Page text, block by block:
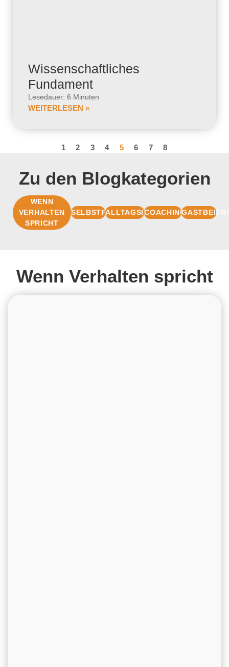
Wissenschaftliches
Fundament
Lesedauer: 6 Minuten
WEITERLESEN »
1 2 3 4 5 6 7 8
Zu den Blogkategorien
WENN
VERHALTEN
SPRICHT
SELBSTFÜHRUNGALLTAGSIMPULSECOACHINGBASIS
Wenn Verhalten spricht